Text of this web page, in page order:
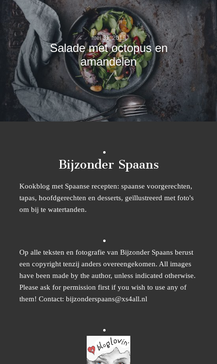
mei 31, 2019
Salade met octopus en
amandelen
Bijzonder Spaans
Kookblog met Spaanse recepten: spaanse voorgerechten,
tapas, hoofdgerechten en desserts, geïllustreerd met foto's
om bij te watertanden.
Op alle teksten en fotografie van Bijzonder Spaans berust
een copyright tenzij anders overeengekomen. All images
have been made by the author, unless indicated otherwise.
Please ask for permission first if you wish to use any of
them! Contact: bijzonderspaans@xs4all.nl